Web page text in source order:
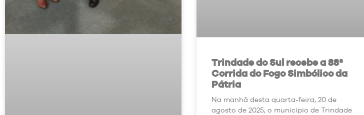
Trindade do Sul recebe a 88ª
Corrida do Fogo Simbólico da
Pátria
Na manhã desta quarta-feira, 20 de
agosto de 2025, o município de Trindade